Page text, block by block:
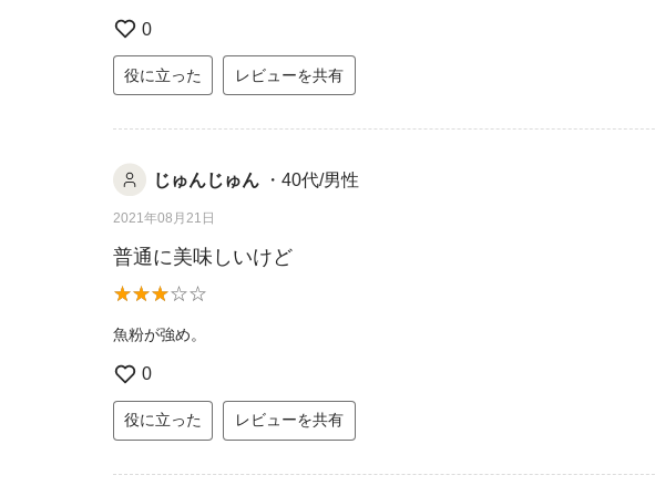
0
役に立った レビューを共有
じゅんじゅん ・40代/男性
2021年08月21日
普通に美味しいけど
魚粉が強め。
0
役に立った レビューを共有